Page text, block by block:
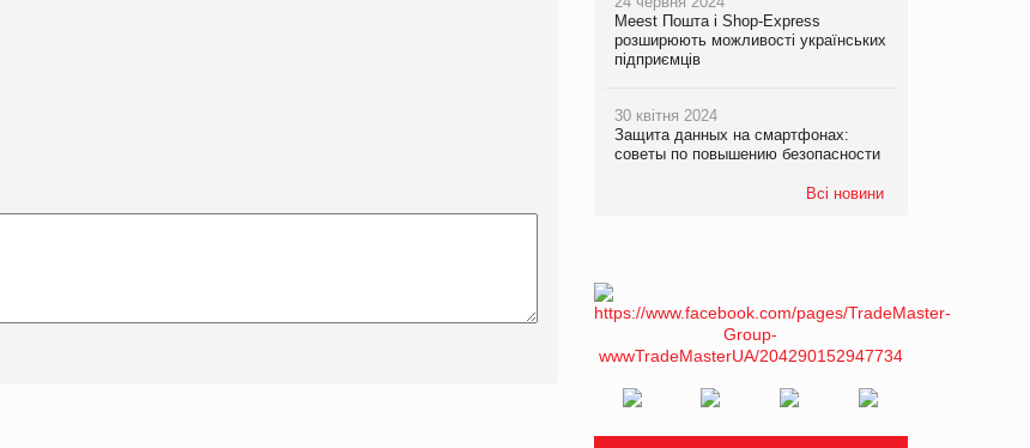
Meest Пошта і Shop-Express
розширюють можливості українських
підприємців
30 квітня 2024
Защита данных на смартфонах:
советы по повышению безопасности
Всі новини